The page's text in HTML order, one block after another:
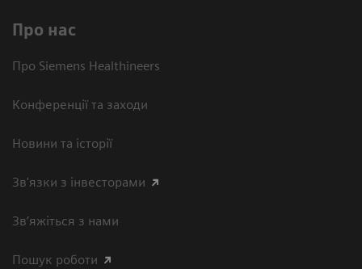
Про нас
Про Siemens Healthineers
Конференції та заходи
Новини та історії
Зв'язки з інвесторами
Зв’яжіться з нами
Пошук роботи